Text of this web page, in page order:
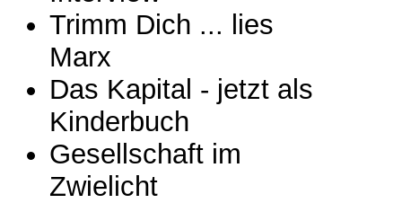
Trimm Dich ... lies
Marx
Das Kapital - jetzt als
Kinderbuch
Gesellschaft im
Zwielicht